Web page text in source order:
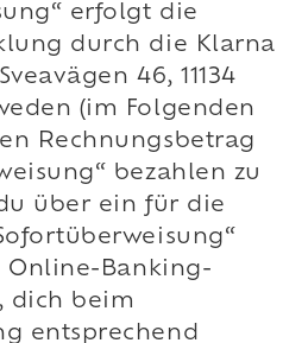
erfolgt die
durch die Klarna
46, 11134
(im Folgenden
Rechnungsbetrag
bezahlen zu
über ein für die
Online-Banking-
dich beim
entsprechend